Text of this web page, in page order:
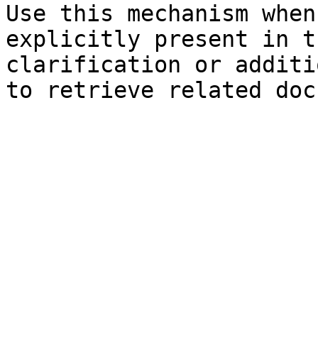
Use this mechanism
explicitly present in
clarification or